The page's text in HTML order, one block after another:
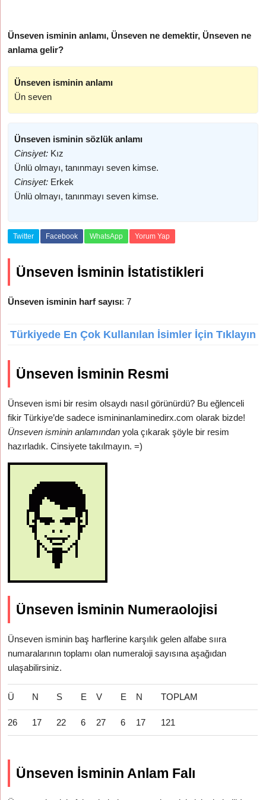
Ünseven isminin anlamı, Ünseven ne demektir, Ünseven ne
anlama gelir?
Ünseven isminin anlamı
Ün seven
Ünseven isminin sözlük anlamı
Cinsiyet: Kız
Ünlü olmayı, tanınmayı seven kimse.
Cinsiyet: Erkek
Ünlü olmayı, tanınmayı seven kimse.
Twitter Facebook WhatsApp Yorum Yap
Ünseven İsminin İstatistikleri
Ünseven isminin harf sayısı: 7
Türkiyede En Çok Kullanılan İsimler İçin Tıklayın
Ünseven İsminin Resmi
Ünseven ismi bir resim olsaydı nasıl görünürdü? Bu eğlenceli
fikir Türkiye’de sadece ismininanlaminedirx.com olarak bizde!
Ünseven isminin anlamından yola çıkarak şöyle bir resim
hazırladık. Cinsiyete takılmayın. =)
Ünseven İsminin Numeraolojisi
Ünseven isminin baş harflerine karşılık gelen alfabe sııra
numaralarının toplamı olan numeraloji sayısına aşağıdan
ulaşabilirsiniz.
Ü N S E V E N TOPLAM
26 17 22 6 27 6 17 121
Ünseven İsminin Anlam Falı